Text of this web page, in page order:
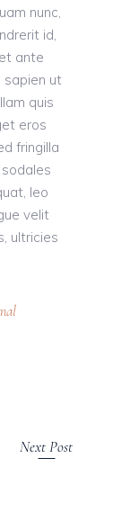
nunc,
id,
ante
ut
quis
eros
fringilla
leo
velit
ultricies
Next Post